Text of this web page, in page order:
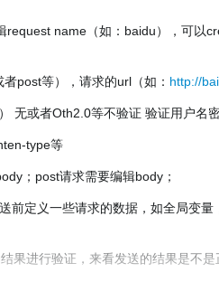
request name（如：baidu），可以
post等），请求的url（如： http://
无或者Oth2.0等不验证 验证用户名密
type等
；post请求需要编辑body；
前定义一些请求的数据，如全局变
果进行验证，来看发送的结果是不是